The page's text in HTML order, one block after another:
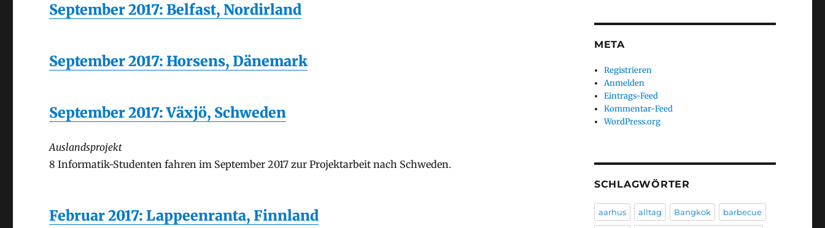
September 2017: Belfast, Nordirland
September 2017: Horsens, Dänemark
September 2017: Växjö, Schweden
Auslandsprojekt
8 Informatik-Studenten fahren im September 2017 zur Projektarbeit nach Schweden.
Februar 2017: Lappeenranta, Finnland
META
Registrieren
Anmelden
Eintrags-Feed
Kommentar-Feed
WordPress.org
SCHLAGWÖRTER
aarhus alltag Bangkok barbecue